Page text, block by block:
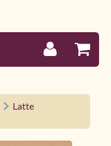
Latte